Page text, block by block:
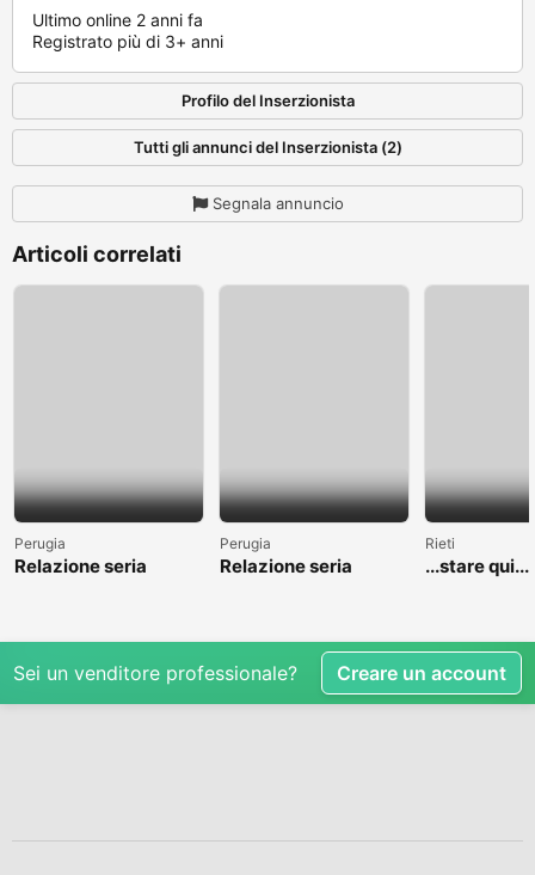
Ultimo online 2 anni fa
Registrato più di 3+ anni
Profilo del Inserzionista
Tutti gli annunci del Inserzionista (2)
Segnala annuncio
Articoli correlati
Perugia
Relazione seria
Perugia
Relazione seria
Rieti
...stare qui....
Sei un venditore professionale? Creare un account